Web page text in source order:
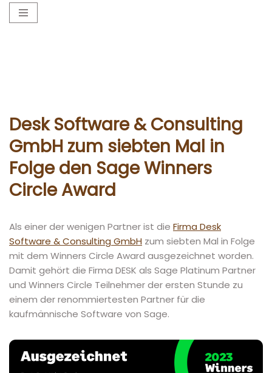
Desk Software & Consulting
GmbH zum siebten Mal in
Folge den Sage Winners
Circle Award
Als einer der wenigen Partner ist die Firma Desk
Software & Consulting GmbH zum siebten Mal in Folge
mit dem Winners Circle Award ausgezeichnet worden.
Damit gehört die Firma DESK als Sage Platinum Partner
und Winners Circle Teilnehmer der ersten Stunde zu
einem der renommiertesten Partner für die
kaufmännische Software von Sage.